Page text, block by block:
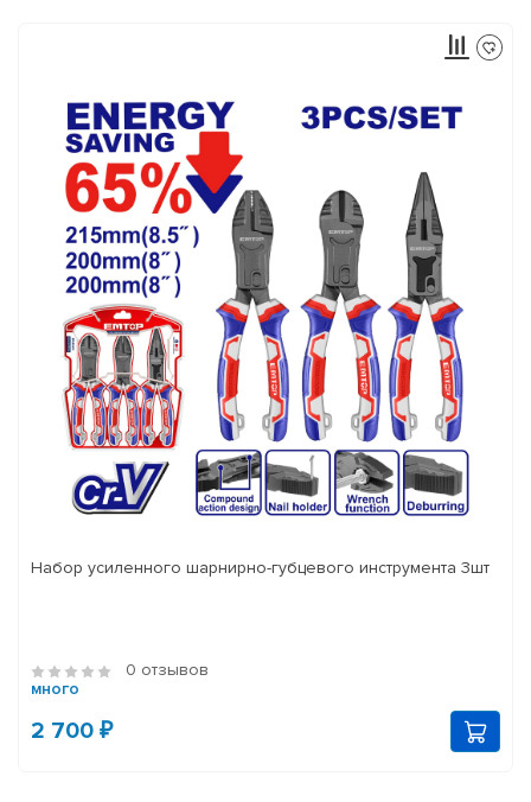
Набор усиленного шарнирно-губцевого инструмента 3шт
0 отзывов
много
2 700 ₽